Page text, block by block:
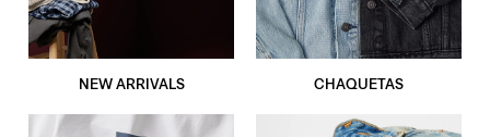
NEW ARRIVALS CHAQUETAS